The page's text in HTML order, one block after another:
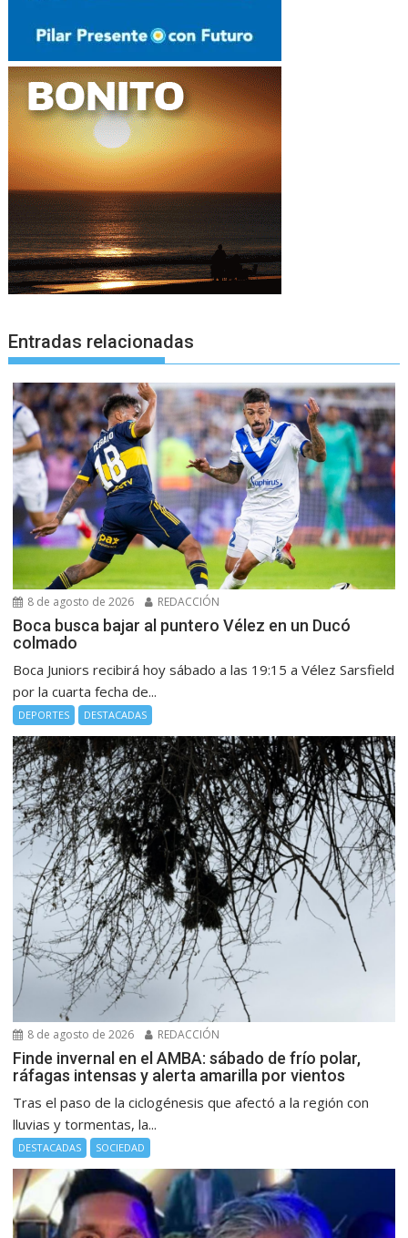
Entradas relacionadas
8 de agosto de 2026 REDACCIÓN
Boca busca bajar al puntero Vélez en un Ducó
colmado
Boca Juniors recibirá hoy sábado a las 19:15 a Vélez Sarsfield
por la cuarta fecha de...
DEPORTES DESTACADAS
8 de agosto de 2026 REDACCIÓN
Finde invernal en el AMBA: sábado de frío polar,
ráfagas intensas y alerta amarilla por vientos
Tras el paso de la ciclogénesis que afectó a la región con
lluvias y tormentas, la...
DESTACADAS SOCIEDAD